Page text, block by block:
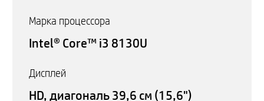
Марка процессора
Intel® Core™ i3 8130U
Дисплей
HD, диагональ 39,6 см (15,6")